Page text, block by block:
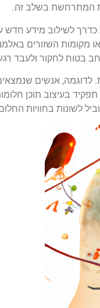
המתרחשת בשלב זה.
לשילוב מידע חדש
או מקומות השזורים
בטוח לחקור ולעבד
לדוגמה, אנשים
תפקיד בעיצוב תוכן
לשונות בחוויות